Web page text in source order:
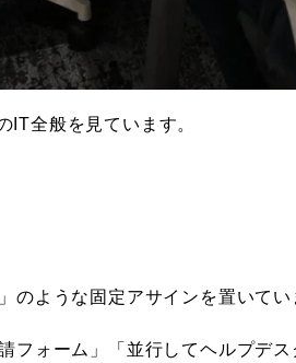
IT全般を見ています。
のような固定アサインを置いて
フォーム」「並行してヘルプデ